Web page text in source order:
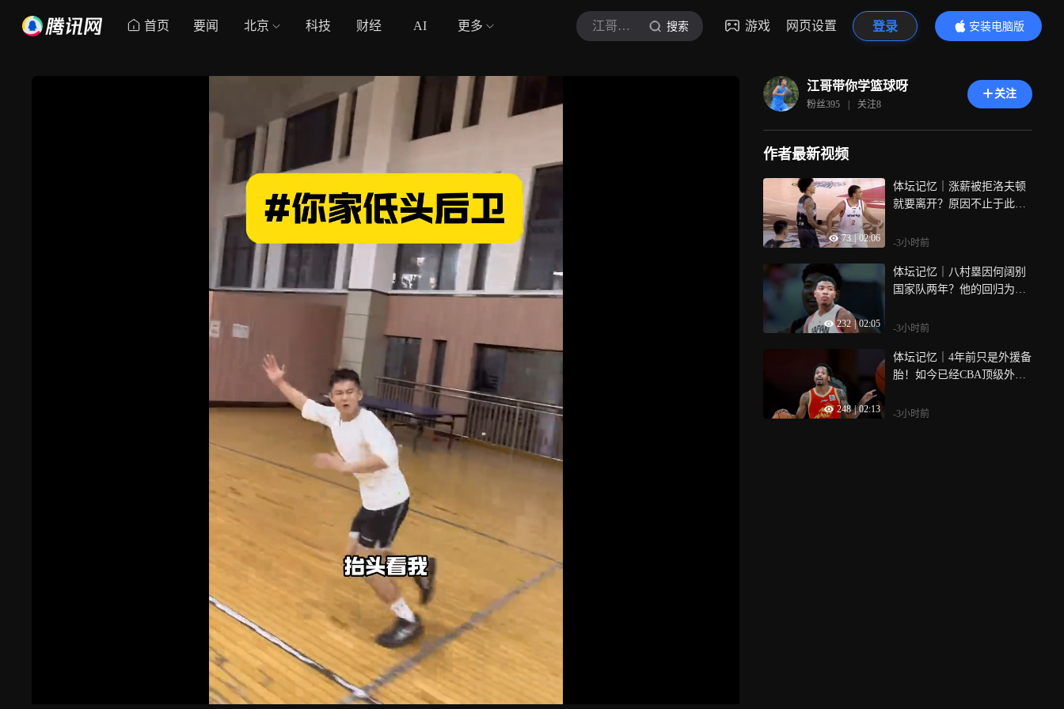
首页 要闻 北京 科技 财经 AI 更多 江哥带你学篮球呀 搜索 游戏 网页设置 登录
安装电脑版
内容更精彩
江哥带你学篮球呀
粉丝395 | 关注8
关注
作者最新视频
73 02:06
体坛记忆｜涨薪被拒洛夫顿
就要离开？原因不止于此，
-3小时前
232 02:05
体坛记忆｜八村塁因何阔别
国家队两年？他的回归为何
-3小时前
248 | 02:13
体坛记忆｜4年前只是外援备
胎！如今已经CBA顶级外
-3小时前